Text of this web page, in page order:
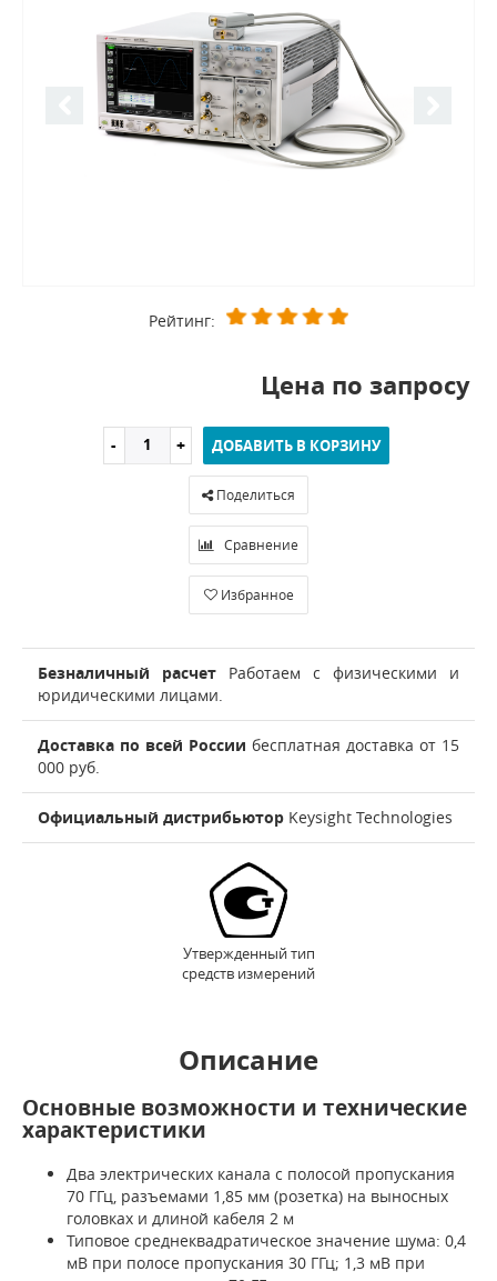
Рейтинг:
Цена по запросу
ДОБАВИТЬ В КОРЗИНУ
Поделиться
Сравнение
Избранное
Безналичный расчет Работаем с физическими и
юридическими лицами.
Доставка по всей России бесплатная доставка от 15
000 руб.
Официальный дистрибьютор Keysight Technologies
Утвержденный тип
средств измерений
Описание
Основные возможности и технические
характеристики
Два электрических канала с полосой пропускания
70 ГГц, разъемами 1,85 мм (розетка) на выносных
головках и длиной кабеля 2 м
Типовое среднеквадратическое значение шума: 0,4
мВ при полосе пропускания 30 ГГц; 1,3 мВ при